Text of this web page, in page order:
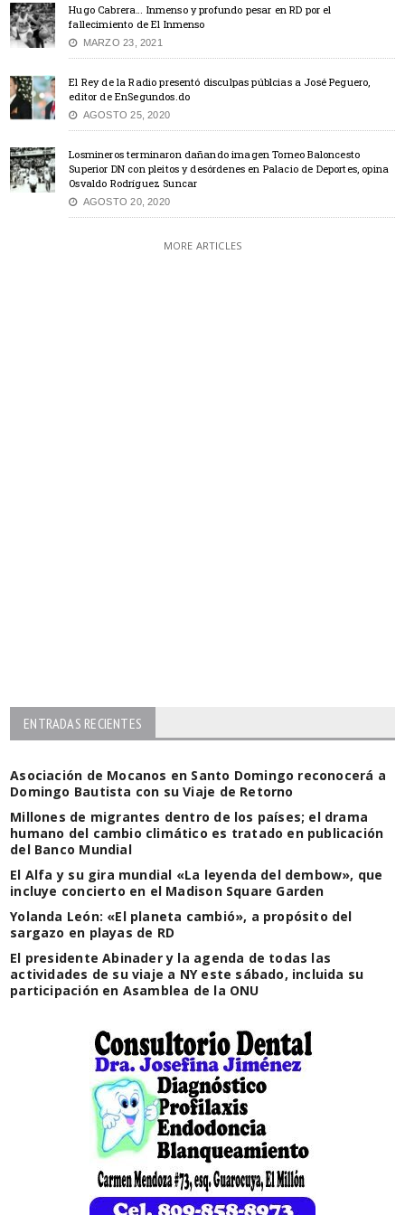
Hugo Cabrera… Inmenso y profundo pesar en RD por el
fallecimiento de El Inmenso
MARZO 23, 2021
El Rey de la Radio presentó disculpas públcias a José Peguero,
editor de EnSegundos.do
AGOSTO 25, 2020
Losmineros terminaron dañando imagen Torneo Baloncesto
Superior DN con pleitos y desórdenes en Palacio de Deportes, opina
Osvaldo Rodríguez Suncar
AGOSTO 20, 2020
MORE ARTICLES
ENTRADAS RECIENTES
Asociación de Mocanos en Santo Domingo reconocerá a
Domingo Bautista con su Viaje de Retorno
Millones de migrantes dentro de los países; el drama
humano del cambio climático es tratado en publicación
del Banco Mundial
El Alfa y su gira mundial «La leyenda del dembow», que
incluye concierto en el Madison Square Garden
Yolanda León: «El planeta cambió», a propósito del
sargazo en playas de RD
El presidente Abinader y la agenda de todas las
actividades de su viaje a NY este sábado, incluida su
participación en Asamblea de la ONU